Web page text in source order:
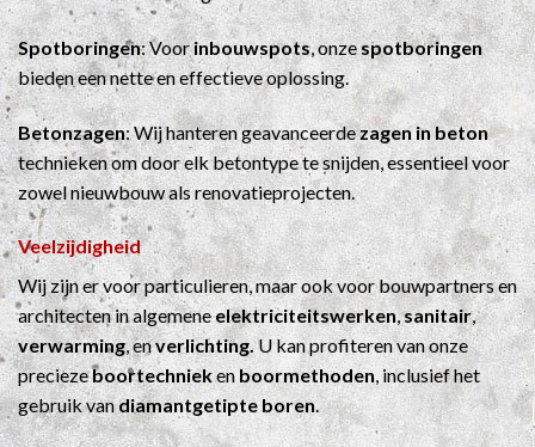
Spotboringen: Voorinbouwspots, onzespotboringen
bieden een nette en effectieve oplossing.
Betonzagen: Wij hanteren geavanceerde zagen in beton
technieken om door elk betontype te snijden, essentieel voor
zowel nieuwbouw als renovatieprojecten.
Veelzijdigheid
Wij zijn er voor particulieren, maar ook voor bouwpartners en
architecten in algemeneelektriciteitswerken,sanitair,
verwarming, enverlichting.U kan profiteren van onze
preciezeboortechniekenboormethoden, inclusief het
gebruik vandiamantgetipte boren.